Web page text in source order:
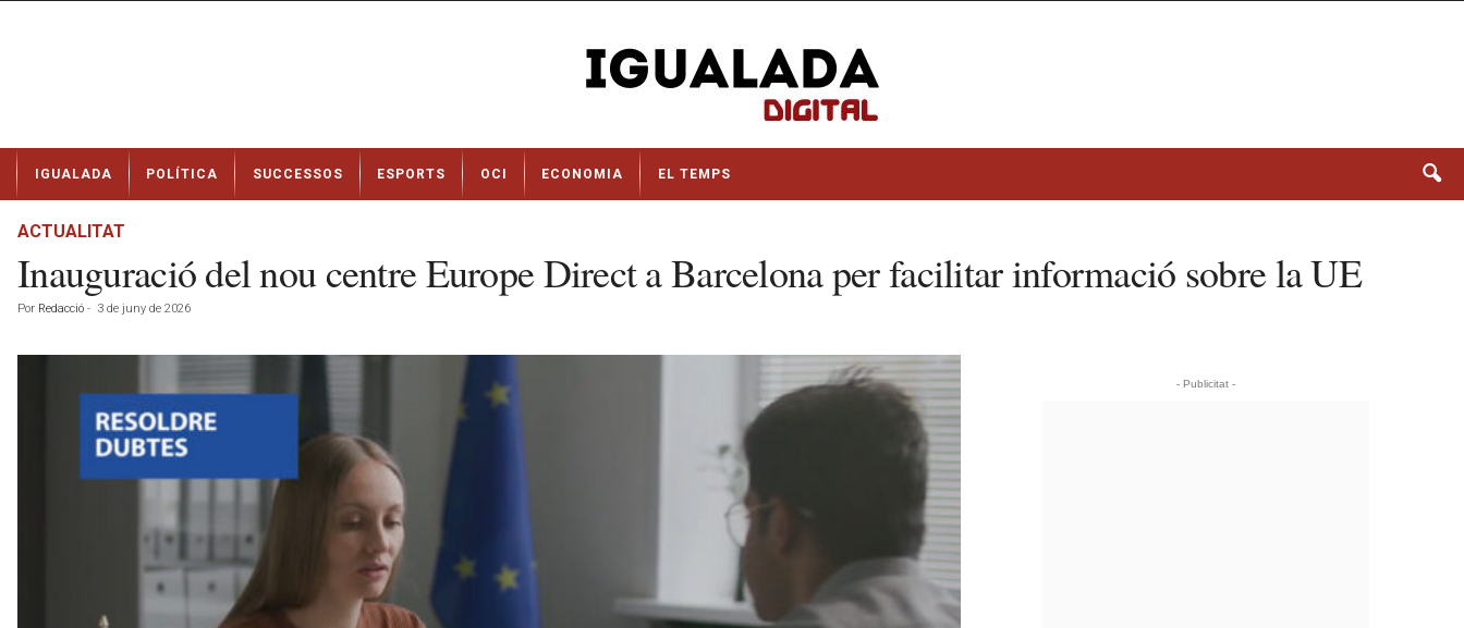
t
IGUALADA POLÍTICA SUCCESSOS ESPORTS OCI ECONOMIA EL TEMPS
ACTUALITAT
Inauguració del nou centre Europe Direct a Barcelona per facilitar informació sobre la UE
Por Redacció - 3 de juny de 2026
- Publicitat -